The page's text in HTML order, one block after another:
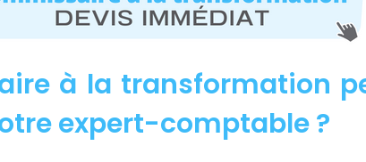
à la transformation
expert-comptable ?